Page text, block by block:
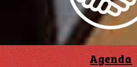
Agenda